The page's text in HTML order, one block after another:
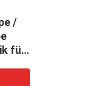
/
für